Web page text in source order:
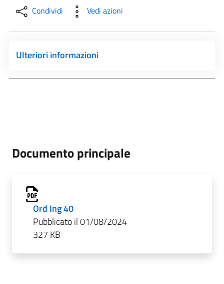
Condividi Vedi azioni
Ulteriori informazioni
Documento principale
Ord Ing 40
Pubblicato il 01/08/2024
327 KB